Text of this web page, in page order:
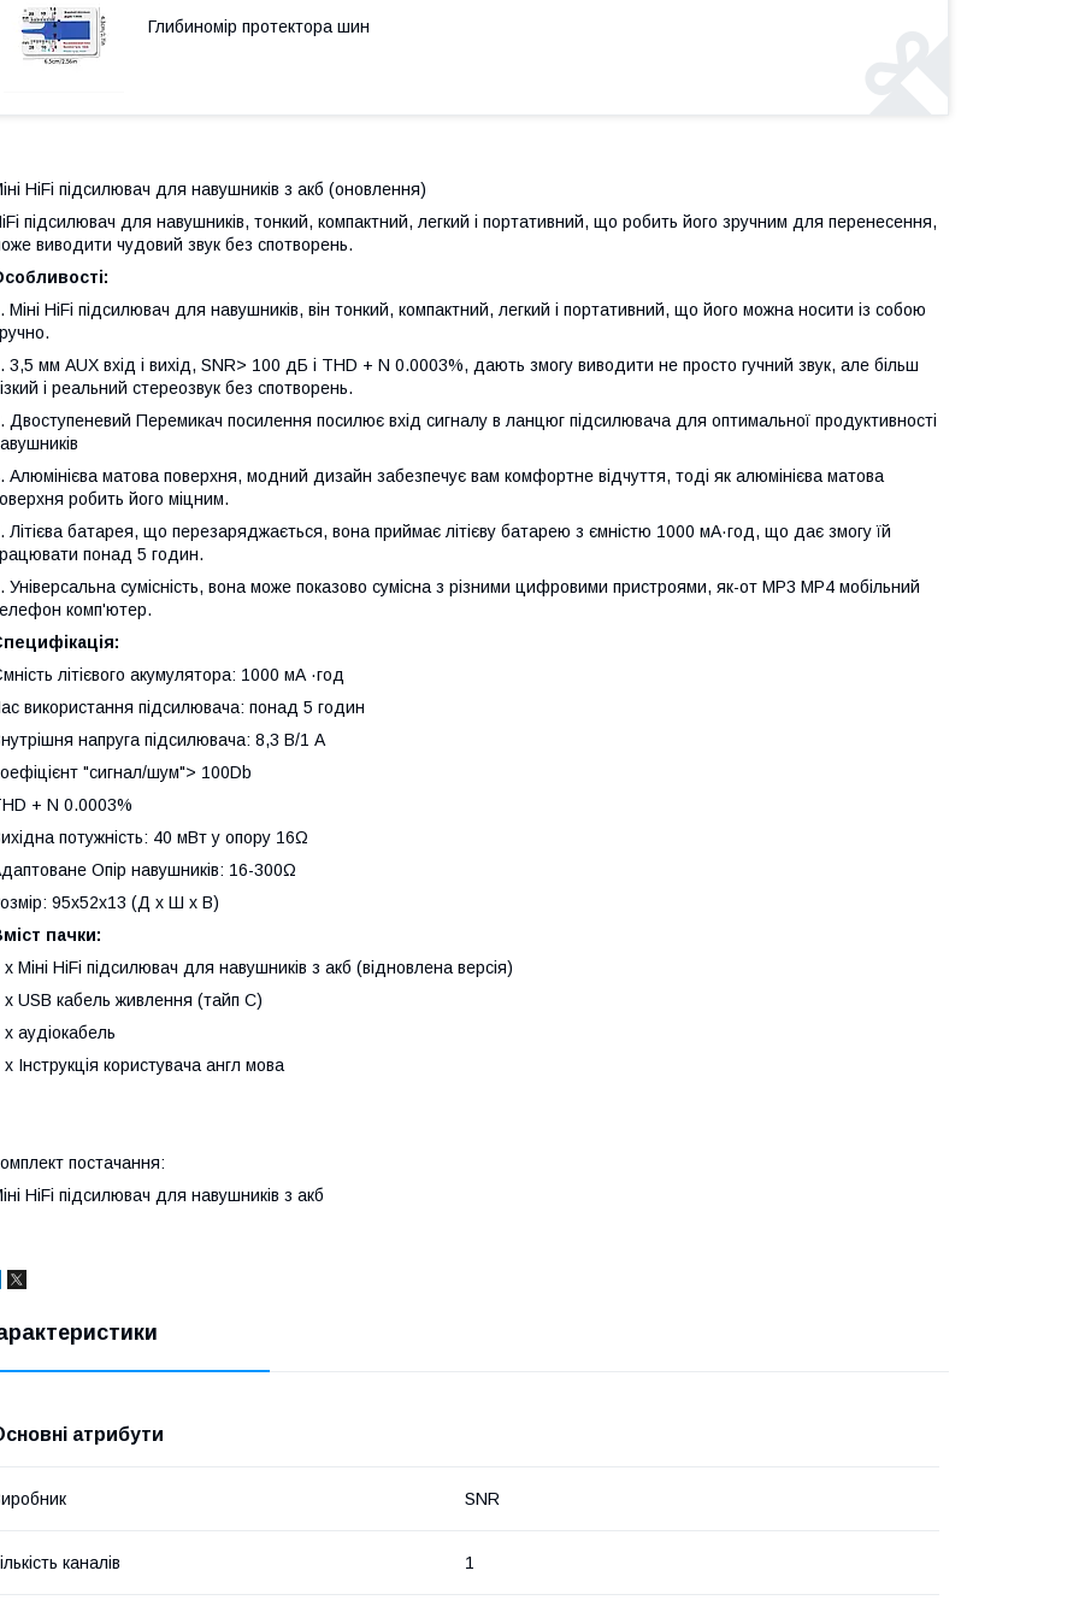
Глибиномір протектора шин
HiFi підсилювач для навушників з акб (оновлення)
підсилювач для навушників, тонкий, компактний, легкий і портативний, що робить його зручним для перенесення,
виводити чудовий звук без спотворень.
Міні HiFi підсилювач для навушників, він тонкий, компактний, легкий і портативний, що його можна носити із собою
3,5 мм AUX вхід і вихід, SNR> 100 дБ і THD + N 0.0003%, дають змогу виводити не просто гучний звук, але більш
і реальний стереозвук без спотворень.
Двоступеневий Перемикач посилення посилює вхід сигналу в ланцюг підсилювача для оптимальної продуктивності
Алюмінієва матова поверхня, модний дизайн забезпечує вам комфортне відчуття, тоді як алюмінієва матова
робить його міцним.
Літієва батарея, що перезаряджається, вона приймає літієву батарею з ємністю 1000 мА·год, що дає змогу їй
понад 5 годин.
Універсальна сумісність, вона може показово сумісна з різними цифровими пристроями, як-от MP3 MP4 мобільний
комп'ютер.
літієвого акумулятора: 1000 мА ·год
використання підсилювача: понад 5 годин
напруга підсилювача: 8,3 В/1 А
"сигнал/шум"> 100Db
+ N 0.0003%
потужність: 40 мВт у опору 16Ω
Опір навушників: 16-300Ω
95x52x13 (Д x Ш x В)
пачки:
х Міні HiFi підсилювач для навушників з акб (відновлена версія)
х USB кабель живлення (тайп С)
х аудіокабель
х Інструкція користувача англ мова
постачання:
HiFi підсилювач для навушників з акб
атрибути
SNR
каналів 1